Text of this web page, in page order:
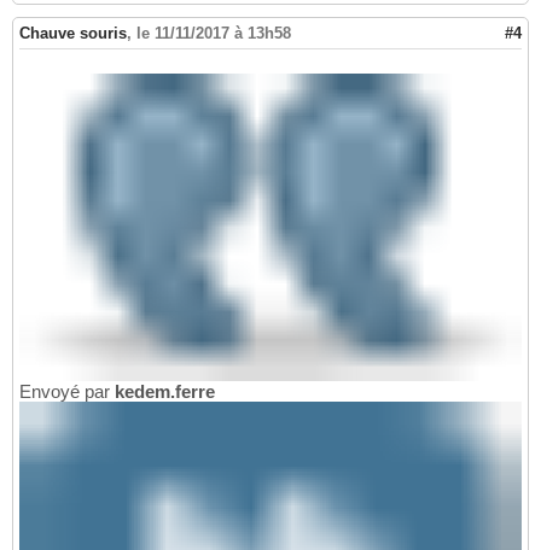
Chauve souris, le 11/11/2017 à 13h58 #4
Envoyé par kedem.ferre